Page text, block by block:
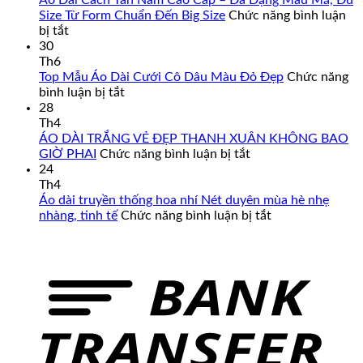
Size Từ Form Chuẩn Đến Big Size Chức năng bình luận
bị tắtở
Cách
Tân
Cấp
–
Mẫu
Mã,
Chuẩn
Đến
Size
30
Th6
Top Mẫu Áo Dài Cưới Cô Dâu Màu Đỏ Đẹp Chức năng
bình luận bị tắtở
Áo
Dài
Dâu
Màu
28
Th4
ÁO DÀI TRẮNG VẺ ĐẸP THANH XUÂN KHÔNG BAO
GIỜ PHAI Chức năng bình luận bị tắtở
TRẮNG
VẺ
BAO
GIỜ
24
Th4
Áo dài truyền thống hoa nhí Nét duyên mùa hè nhẹ
nhàng, tinh tế Chức năng bình luận bị tắtở
hoa
nhí
duyên
mùa